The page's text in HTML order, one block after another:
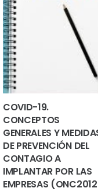
COVID-19.
CONCEPTOS
GENERALES Y
DE PREVENCIÓN DEL
CONTAGIO A
IMPLANTAR POR LAS
EMPRESAS